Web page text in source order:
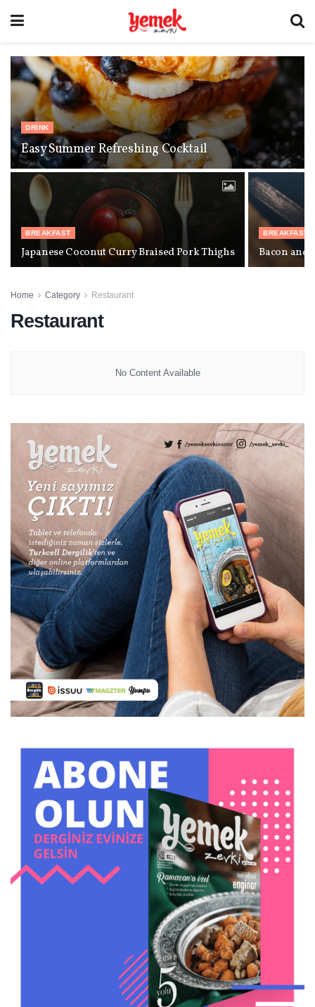
DRINK
Easy Summer Refreshing Cocktail
BREAKFAST
Japanese Coconut Curry Braised Pork Thighs
BREAKFAST
Bacon and
Home Category Restaurant
Restaurant
No Content Available